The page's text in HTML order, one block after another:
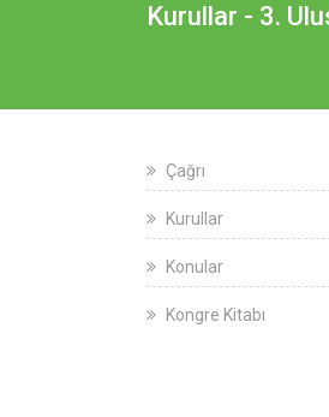
Kurullar - 3.
Çağrı
Kurullar
Konular
Kongre Kitabı